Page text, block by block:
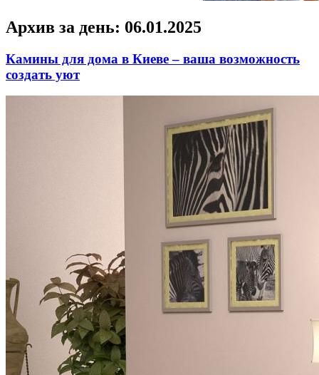
Архив за день: 06.01.2025
Камины для дома в Киеве – ваша возможность
создать уют